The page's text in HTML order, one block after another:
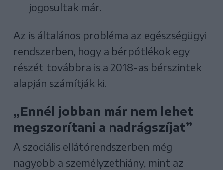
jogosultak már.
Az is általános probléma az egészségügyi
rendszerben, hogy a bérpótlékok egy
részét továbbra is a 2018-as bérszintek
alapján számítják ki.
„Ennél jobban már nem lehet
megszorítani a nadrágszíjat”
A szociális ellátórendszerben még
nagyobb a személyzethiány, mint az